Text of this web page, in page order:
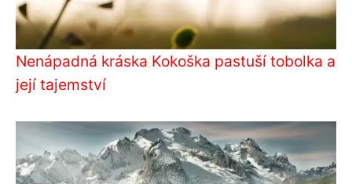
Nenápadná kráska Kokoška pastuší tobolka a
její tajemství